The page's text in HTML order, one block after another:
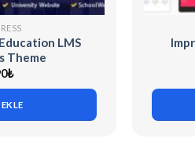
LMS
Theme
₺